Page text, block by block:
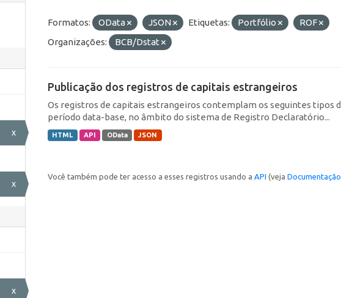
x
x
x
Formatos: OData JSON Etiquetas: Portfólio
ROF
Organizações:
BCB/Dstat
Publicação dos registros de capitais estrangeiros
Os registros de capitais estrangeiros contemplam os seguintes tipos
período data-base, no âmbito do sistema de Registro Declaratório...
HTML API OData JSON
Você também pode ter acesso a esses registros usando a API (veja